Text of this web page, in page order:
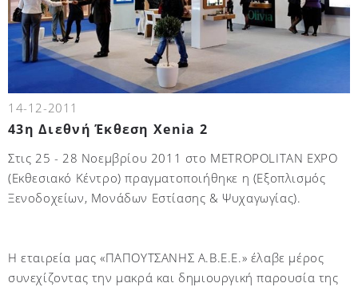
14-12-2011
43η Διεθνή Έκθεση Xenia 2
Στις 25 - 28 Νοεμβρίου 2011 στο METROPOLITAN EXPO
(Εκθεσιακό Κέντρο) πραγματοποιήθηκε η (Εξοπλισμός
Ξενοδοχείων, Μονάδων Εστίασης & Ψυχαγωγίας).
Η εταιρεία μας «ΠΑΠΟΥΤΣΑΝΗΣ Α.Β.Ε.Ε.» έλαβε μέρος
συνεχίζοντας την μακρά και δημιουργική παρουσία της